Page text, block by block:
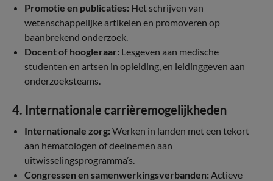
Promotie en publicaties: Het schrijven van
wetenschappelijke artikelen en promoveren op
baanbrekend onderzoek.
Docent of hoogleraar: Lesgeven aan medische
studenten en artsen in opleiding, en leidinggeven aan
onderzoeksteams.
4. Internationale carrièremogelijkheden
Internationale zorg: Werken in landen met een tekort
aan hematologen of deelnemen aan
uitwisselingsprogramma’s.
Congressen en samenwerkingsverbanden: Actieve